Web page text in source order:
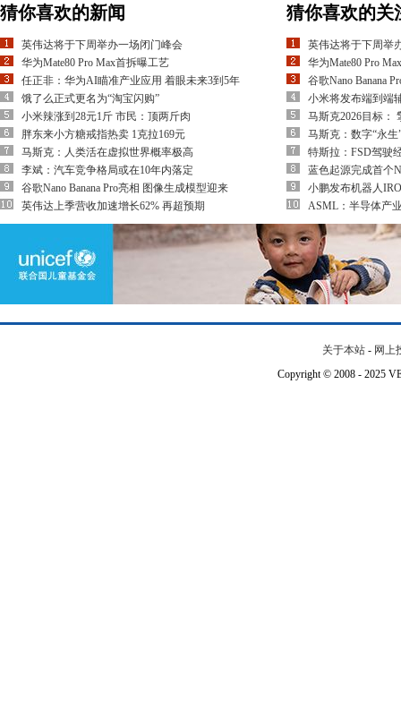
猜你喜欢的新闻
英伟达将于下周举办一场闭门峰会
华为Mate80 Pro Max首拆曝工艺
任正非：华为AI瞄准产业应用 着眼未来3到5年
饿了么正式更名为“淘宝闪购”
小米辣涨到28元1斤 市民：顶两斤肉
胖东来小方糖戒指热卖 1克拉169元
马斯克：人类活在虚拟世界概率极高
李斌：汽车竞争格局或在10年内落定
谷歌Nano Banana Pro亮相 图像生成模型迎来
英伟达上季营收加速增长62% 再超预期
猜你喜欢的关
英伟达将于下周举
华为Mate80 Pro
谷歌Nano Banana
小米将发布端到端
马斯克2026目标：
马斯克：数字“永
特斯拉：FSD驾驶
蓝色起源完成首个
小鹏发布机器人
ASML：半导体产
关于本站 - 网上
Copyright © 2008 - 2025